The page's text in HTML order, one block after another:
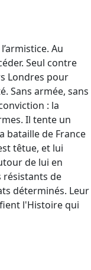
Au
Seul contre
Londres pour
Sans armée, sans
: la
Il tente un
bataille de France
têtue, et lui
de lui en
résistants de
déterminés. Leur
l'Histoire qui